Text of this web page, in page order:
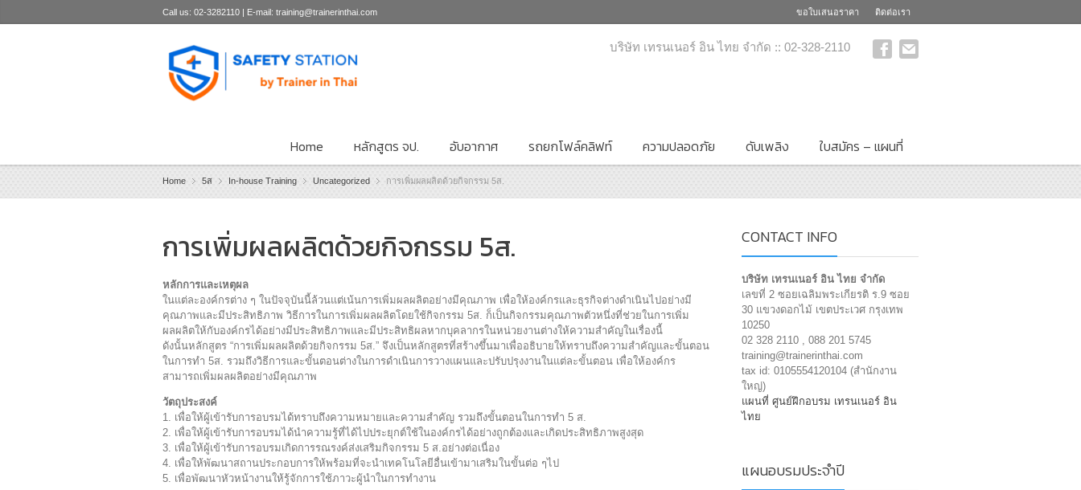
Call us: 02-3282110 | E-mail: training@trainerinthai.com ขอใบเสนอราคา ติดต่อเรา
บริษัท เทรนเนอร์ อิน ไทย จำกัด :: 02-328-2110
Home หลักสูตร จป. อับอากาศ รถยกโฟล์คลิฟท์ ความปลอดภัย ดับเพลิง ใบสมัคร – แผนที่
Home 5ส In-house Training Uncategorized การเพิ่มผลผลิตด้วยกิจกรรม 5ส.
การเพิ่มผลผลิตด้วยกิจกรรม 5ส.
หลักการและเหตุผล
ในแต่ละองค์กรต่าง ๆ ในปัจจุบันนี้ล้วนแต่เน้นการเพิ่มผลผลิตอย่างมีคุณภาพ เพื่อให้องค์กรและธุรกิจต่างดำเนินไปอย่างมี
คุณภาพและมีประสิทธิภาพ วิธีการในการเพิ่มผลผลิตโดยใช้กิจกรรม 5ส. ก็เป็นกิจกรรมคุณภาพตัวหนึ่งที่ช่วยในการเพิ่ม
ผลผลิตให้กับองค์กรได้อย่างมีประสิทธิภาพและมีประสิทธิผลหากบุคลากรในหน่วยงานต่างให้ความสำคัญในเรื่องนี้
ดังนั้นหลักสูตร “การเพิ่มผลผลิตด้วยกิจกรรม 5ส.” จึงเป็นหลักสูตรที่สร้างขึ้นมาเพื่ออธิบายให้ทราบถึงความสำคัญและขั้นตอน
ในการทำ 5ส. รวมถึงวิธีการและขั้นตอนต่างในการดำเนินการวางแผนและปรับปรุงงานในแต่ละขั้นตอน เพื่อให้องค์กร
สามารถเพิ่มผลผลิตอย่างมีคุณภาพ
วัตถุประสงค์
1. เพื่อให้ผู้เข้ารับการอบรมได้ทราบถึงความหมายและความสำคัญ รวมถึงขั้นตอนในการทำ 5 ส.
2. เพื่อให้ผู้เข้ารับการอบรมได้นำความรู้ที่ได้ไปประยุกต์ใช้ในองค์กรได้อย่างถูกต้องและเกิดประสิทธิภาพสูงสุด
3. เพื่อให้ผู้เข้ารับการอบรมเกิดการรณรงค์ส่งเสริมกิจกรรม 5 ส.อย่างต่อเนื่อง
4. เพื่อให้พัฒนาสถานประกอบการให้พร้อมที่จะนำเทคโนโลยีอื่นเข้ามาเสริมในขั้นต่อ ๆไป
5. เพื่อพัฒนาหัวหน้างานให้รู้จักการใช้ภาวะผู้นำในการทำงาน
CONTACT INFO
บริษัท เทรนเนอร์ อิน ไทย จำกัด
เลขที่ 2 ซอยเฉลิมพระเกียรติ ร.9 ซอย
30 แขวงดอกไม้ เขตประเวศ กรุงเทพ
10250
02 328 2110 , 088 201 5745
training@trainerinthai.com
tax id: 0105554120104 (สำนักงาน
ใหญ่)
แผนที่ ศูนย์ฝึกอบรม เทรนเนอร์ อิน
ไทย
แผนอบรมประจำปี